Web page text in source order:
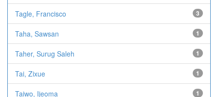
Tagle, Francisco 3
Taha, Sawsan 1
Taher, Surug Saleh 1
Tai, Zixue 1
Taiwo, Ijeoma 1